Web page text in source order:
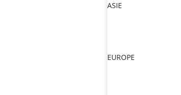
ASIE
EUROPE